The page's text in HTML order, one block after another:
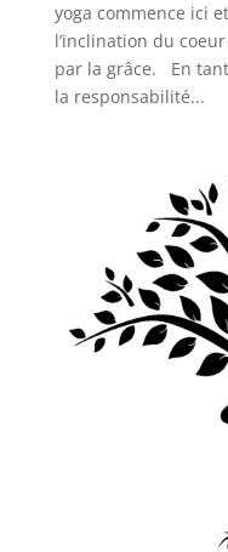
yoga commence ici
l’inclination du
par la grâce. En tant
la responsabilité...